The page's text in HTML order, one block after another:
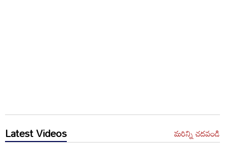
Latest Videos మరిన్ని చదవండి